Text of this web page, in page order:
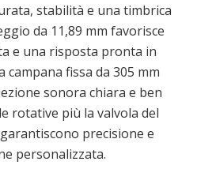
stabilità e una timbrica
da 11,89 mm favorisce
e una risposta pronta in
fissa da 305 mm
sonora chiara e ben
rotative più la valvola del
precisione e
personalizzata.